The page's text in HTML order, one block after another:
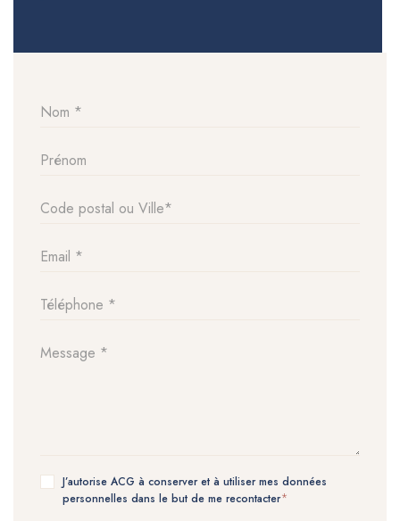
J’autorise ACG à conserver et à utiliser mes données
personnelles dans le but de me recontacter